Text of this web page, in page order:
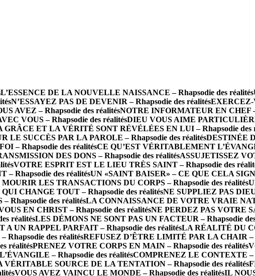
L’ESSENCE DE LA NOUVELLE NAISSANCE – Rhapsodie des réalités
N’ESSAYEZ PAS DE DEVENIR – Rhapsodie des réalitésEXERCEZ-
AVEZ – Rhapsodie des réalitésNOTRE INFORMATEUR EN CHEF –
VOUS – Rhapsodie des réalitésDIEU VOUS AIME
GRÂCE ET LA VÉRITÉ SONT RÉVÉLÉES EN LUI – Rhapsodie des
LE SUCCÈS PAR LA PAROLE – Rhapsodie des réalitésDESTINÉE
– Rhapsodie des réalitésCE QU’EST VÉRITABLEMENT
DES DONS – Rhapsodie des réalitésASSUJETISSEZ
VOTRE ESPRIT EST LE LIEU TRÈS SAINT – Rhapsodie des
– Rhapsodie des réalitésUN «SAINT BAISER» – CE QUE CELA
LES TRANSACTIONS DU CORPS – Rhapsodie des réalités
CHANGE TOUT – Rhapsodie des réalitésNE SUPPLIEZ PAS
Rhapsodie des réalitésLA CONNAISSANCE DE VOTRE VRAIE
EN CHRIST – Rhapsodie des réalitésNE PERDEZ PAS VOTRE
réalitésLES DÉMONS NE SONT PAS UN FACTEUR – Rhapsodie
A UN RAPPEL PARFAIT – Rhapsodie des réalitésLA RÉALITÉ DU
des réalitésREFUSEZ D’ÊTRE LIMITÉ PAR LA CHAIR –
réalitésPRENEZ VOTRE CORPS EN MAIN – Rhapsodie des réalités
– Rhapsodie des réalitésCOMPRENEZ LE CONTEXTE –
VÉRITABLE SOURCE DE LA TENTATION – Rhapsodie des réalités
VOUS AVEZ VAINCU LE MONDE – Rhapsodie des réalitésIL